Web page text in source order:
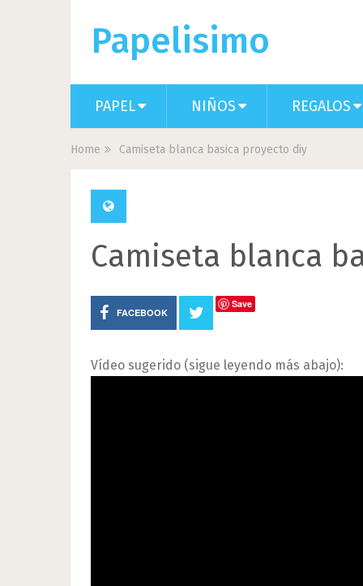
Papelisimo
PAPEL NIÑOS REGALOS
Home Camiseta blanca basica proyecto diy
Camiseta blanca
FACEBOOK
Save
Vídeo sugerido (sigue leyendo más abajo):